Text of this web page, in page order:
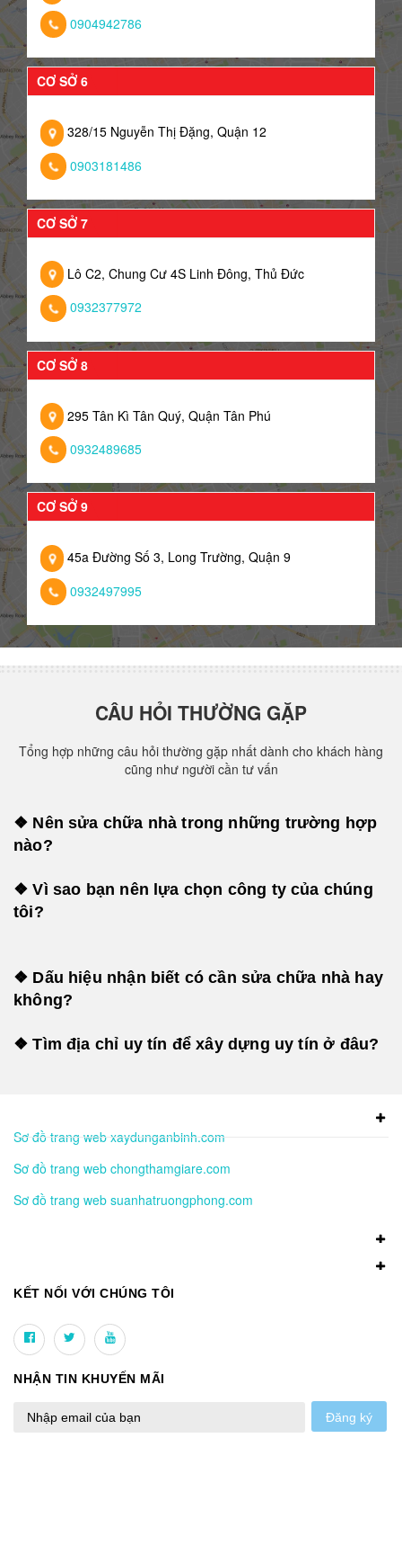
0904942786
CƠ SỞ 6
328/15 Nguyễn Thị Đặng, Quận 12
0903181486
CƠ SỞ 7
Lô C2, Chung Cư 4S Linh Đông, Thủ Đức
0932377972
CƠ SỞ 8
295 Tân Kì Tân Quý, Quận Tân Phú
0932489685
CƠ SỞ 9
45a Đường Số 3, Long Trường, Quận 9
0932497995
CÂU HỎI THƯỜNG GẶP
Tổng hợp những câu hỏi thường gặp nhất dành cho khách hàng
cũng như người cần tư vấn
❖ Nên sửa chữa nhà trong những trường hợp
nào?
❖ Vì sao bạn nên lựa chọn công ty của chúng
tôi?
❖ Dấu hiệu nhận biết có cần sửa chữa nhà hay
không?
❖ Tìm địa chỉ uy tín để xây dựng uy tín ở đâu?
Sơ đồ trang web xaydunganbinh.com
Sơ đồ trang web chongthamgiare.com
Sơ đồ trang web suanhatruongphong.com
KẾT NỐI VỚI CHÚNG TÔI
NHẬN TIN KHUYẾN MÃI
Đăng ký